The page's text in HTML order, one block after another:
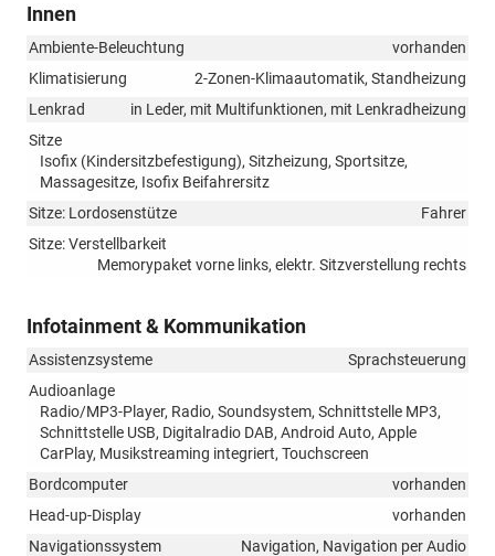
Innen
Ambiente-Beleuchtung
vorhanden
Klimatisierung
2-Zonen-Klimaautomatik, Standheizung
Lenkrad
in Leder, mit Multifunktionen, mit Lenkradheizung
Sitze
Isofix (Kindersitzbefestigung), Sitzheizung, Sportsitze,
Massagesitze, Isofix Beifahrersitz
Sitze: Lordosenstütze
Fahrer
Sitze: Verstellbarkeit
Memorypaket vorne links, elektr. Sitzverstellung rechts
Infotainment & Kommunikation
Assistenzsysteme
Sprachsteuerung
Audioanlage
Radio/MP3-Player, Radio, Soundsystem, Schnittstelle MP3,
Schnittstelle USB, Digitalradio DAB, Android Auto, Apple
CarPlay, Musikstreaming integriert, Touchscreen
Bordcomputer
vorhanden
Head-up-Display
vorhanden
Navigationssystem
Navigation, Navigation per Audio